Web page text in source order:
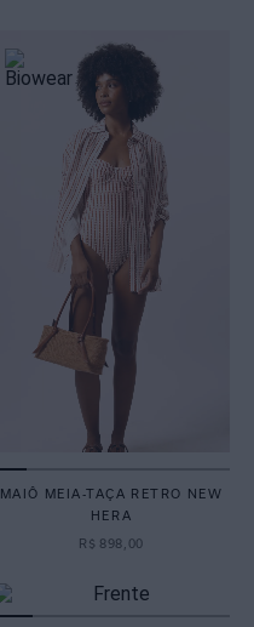
MAIÔ MEIA-TAÇA RETRO NEW
HERA
R$ 898 00